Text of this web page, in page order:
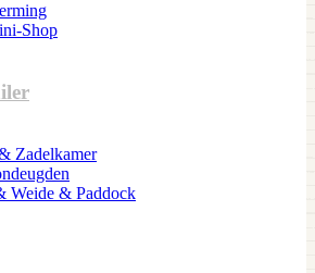
Shop
Zadelkamer
Weide & Paddock